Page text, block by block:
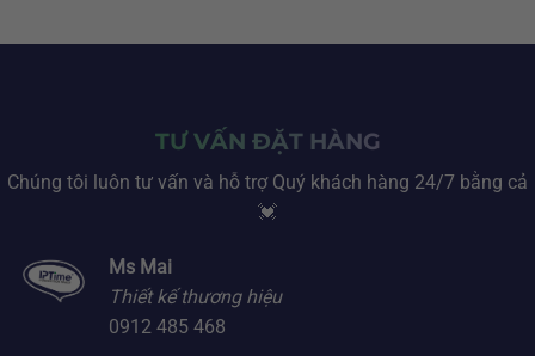
TƯ VẤN ĐẶT HÀNG
Chúng tôi luôn tư vấn và hỗ trợ Quý khách hàng 24/7 bằng cả
💓
Ms Mai
Thiết kế thương hiệu
0912 485 468